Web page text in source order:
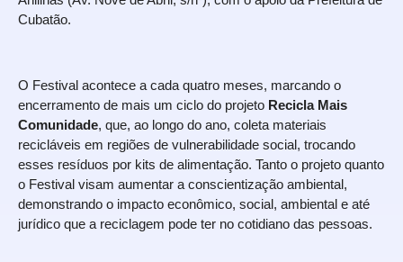
Cubatão.
O Festival acontece a cada quatro meses, marcando o
encerramento de mais um ciclo do projeto Recicla Mais
Comunidade, que, ao longo do ano, coleta materiais
recicláveis em regiões de vulnerabilidade social, trocando
esses resíduos por kits de alimentação. Tanto o projeto quanto
o Festival visam aumentar a conscientização ambiental,
demonstrando o impacto econômico, social, ambiental e até
jurídico que a reciclagem pode ter no cotidiano das pessoas.